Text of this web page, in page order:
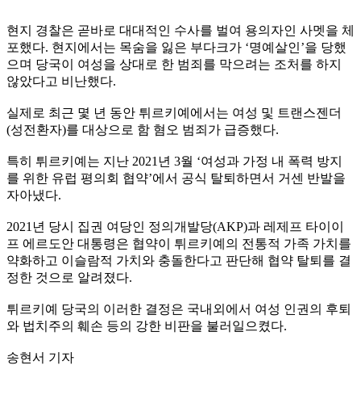
현지 경찰은 곧바로 대대적인 수사를 벌여 용의자인 사멧을 체
포했다. 현지에서는 목숨을 잃은 부다크가 ‘명예살인’을 당했
으며 당국이 여성을 상대로 한 범죄를 막으려는 조처를 하지
않았다고 비난했다.
실제로 최근 몇 년 동안 튀르키예에서는 여성 및 트랜스젠더
(성전환자)를 대상으로 함 혐오 범죄가 급증했다.
특히 튀르키예는 지난 2021년 3월 ‘여성과 가정 내 폭력 방지
를 위한 유럽 평의회 협약’에서 공식 탈퇴하면서 거센 반발을
자아냈다.
2021년 당시 집권 여당인 정의개발당(AKP)과 레제프 타이이
프 에르도안 대통령은 협약이 튀르키예의 전통적 가족 가치를
약화하고 이슬람적 가치와 충돌한다고 판단해 협약 탈퇴를 결
정한 것으로 알려졌다.
튀르키예 당국의 이러한 결정은 국내외에서 여성 인권의 후퇴
와 법치주의 훼손 등의 강한 비판을 불러일으켰다.
송현서 기자